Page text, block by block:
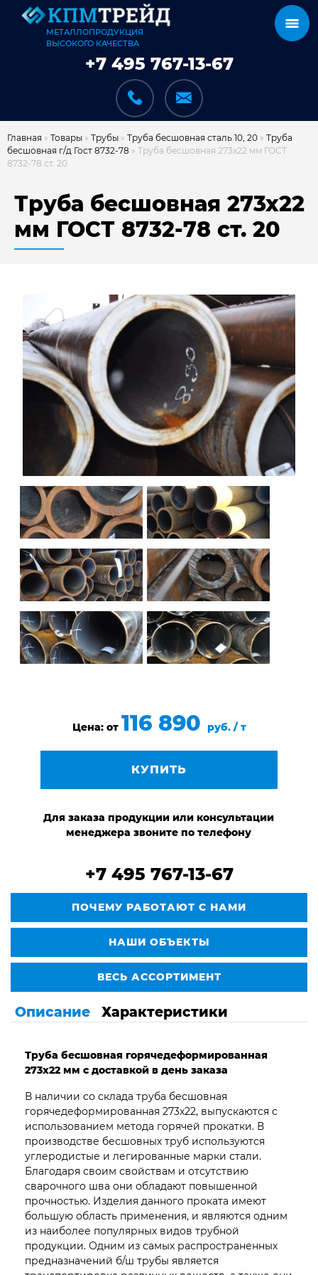
МЕТАЛЛОПРОДУКЦИЯ
ВЫСОКОГО КАЧЕСТВА
+7 495 767-13-67
ДОСТАВКА И ОПЛАТА
НАШИ ОБЪЕКТЫ
ОТЗЫВЫ
КОНТАКТЫ
Главная » Товары » Трубы » Труба бесшовная сталь 10, 20 » Труба
бесшовная г/д Гост 8732-78 » Труба бесшовная 273х22 мм ГОСТ
8732-78 ст. 20
Труба бесшовная 273х22
мм ГОСТ 8732-78 ст. 20
Цена: от 116 890 руб. / т
КУПИТЬ
Для заказа продукции или консультации
менеджера звоните по телефону
+7 495 767-13-67
ПОЧЕМУ РАБОТАЮТ С НАМИ
НАШИ ОБЪЕКТЫ
ВЕСЬ АССОРТИМЕНТ
Описание Характеристики
Труба бесшовная горячедеформированная
273х22 мм с доставкой в день заказа
В наличии со склада труба бесшовная
горячедеформированная 273х22, выпускаются с
использованием метода горячей прокатки. В
производстве бесшовных труб используются
углеродистые и легированные марки стали.
Благодаря своим свойствам и отсутствию
сварочного шва они обладают повышенной
прочностью. Изделия данного проката имеют
большую область применения, и являются одним
из наиболее популярных видов трубной
продукции. Одним из самых распространенных
предназначений б/ш трубы является